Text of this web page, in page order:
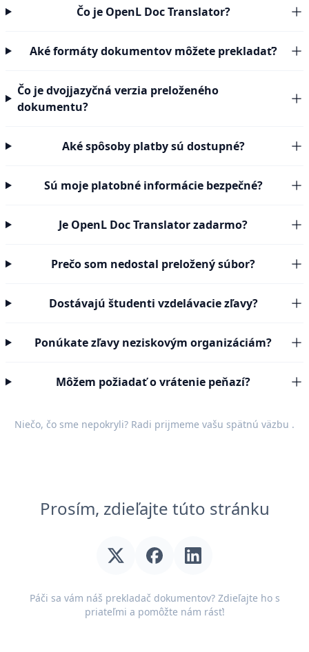
Čo je OpenL Doc Translator?
Aké formáty dokumentov môžete prekladať?
Čo je dvojjazyčná verzia preloženého
dokumentu?
Aké spôsoby platby sú dostupné?
Sú moje platobné informácie bezpečné?
Je OpenL Doc Translator zadarmo?
Prečo som nedostal preložený súbor?
Dostávajú študenti vzdelávacie zľavy?
Ponúkate zľavy neziskovým organizáciám?
Môžem požiadať o vrátenie peňazí?
Niečo, čo sme nepokryli? Radi prijmeme vašu spätnú väzbu .
Prosím, zdieľajte túto stránku
Páči sa vám náš prekladač dokumentov? Zdieľajte ho s
priateľmi a pomôžte nám rásť!